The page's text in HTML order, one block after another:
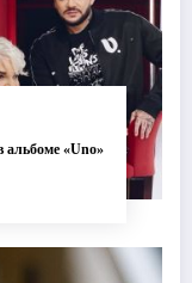
альбоме «Uno»